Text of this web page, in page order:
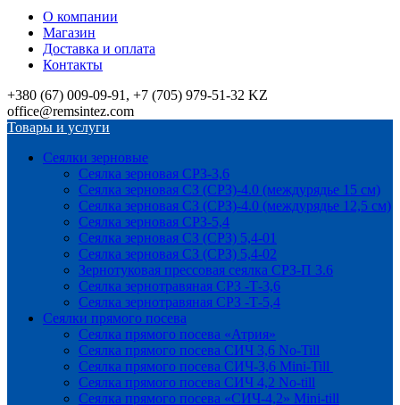
О компании
Магазин
Доставка и оплата
Контакты
+380 (67) 009-09-91, +7 (705) 979-51-32 KZ
office@remsintez.com
Товары и услуги
Сеялки зерновые
Сеялка зерновая СРЗ-3,6
Сеялка зерновая СЗ (СРЗ)-4.0 (междурядье 15 см)
Сеялка зерновая СЗ (СРЗ)-4.0 (междурядье 12,5 см)
Сеялка зерновая СРЗ-5,4
Сеялка зерновая СЗ (СРЗ) 5,4-01
Сеялка зерновая СЗ (СРЗ) 5,4-02
Зернотуковая прессовая сеялка СРЗ-П 3.6
Сеялка зернотравяная СРЗ -Т-3,6
Сеялка зернотравяная СРЗ -Т-5,4
Сеялки прямого посева
Сеялка прямого посева «Атрия»
Сеялка прямого посева СИЧ 3,6 No-Till
Сеялка прямого посева СИЧ-3,6 Mini-Till
Сеялка прямого посева СИЧ 4,2 No-till
Сеялка прямого посева «СИЧ-4,2» Mini-till